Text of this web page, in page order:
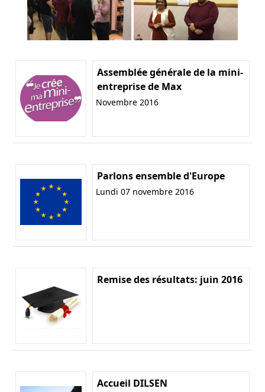
Assemblée générale de la mini-
entreprise de Max
Novembre 2016
Parlons ensemble d'Europe
Lundi 07 novembre 2016
Remise des résultats: juin 2016
Accueil DILSEN